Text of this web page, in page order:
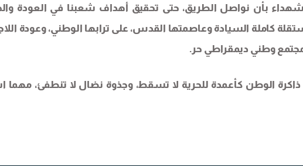
بأن نواصل الطريق، حتى تحقيق أهداف شعبنا في العودة
كاملة السيادة وعاصمتها القدس، على ترابها الوطني، وعودة
الوطن كأعمدة للحرية لا تسقط، وجذوة نضال لا تنطفئ، مهما